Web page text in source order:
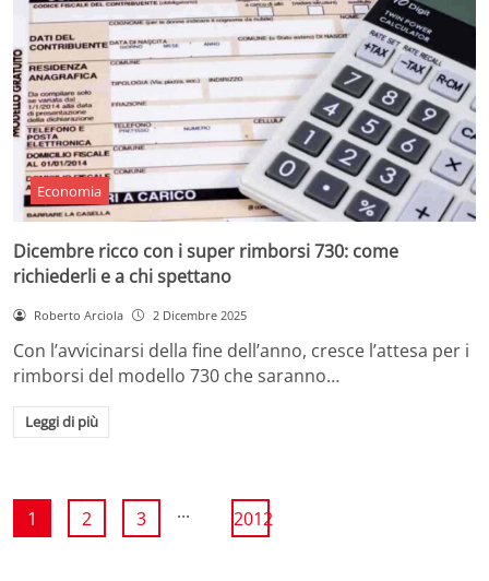
Economia
Dicembre ricco con i super rimborsi 730: come
richiederli e a chi spettano
Roberto Arciola 2 Dicembre 2025
Con l’avvicinarsi della fine dell’anno, cresce l’attesa per i
rimborsi del modello 730 che saranno…
Leggi di più
1 2 3 ... 2012